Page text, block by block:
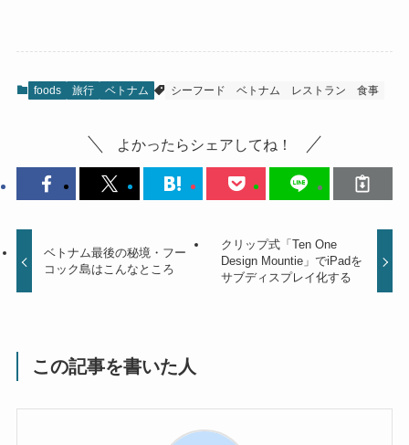
foods 旅行 ベトナム シーフード ベトナム レストラン 食事
よかったらシェアしてね！
ベトナム最後の秘境・フー
コック島はこんなところ
クリップ式「Ten One
Design Mountie」でiPadを
サブディスプレイ化する
この記事を書いた人